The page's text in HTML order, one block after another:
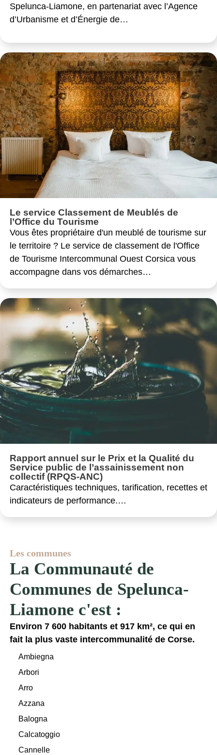
Spelunca-Liamone, en partenariat avec l’Agence
d’Urbanisme et d’Énergie de…
Le service Classement de Meublés de
l’Office du Tourisme
Vous êtes propriétaire d'un meublé de tourisme sur
le territoire ? Le service de classement de l'Office
de Tourisme Intercommunal Ouest Corsica vous
accompagne dans vos démarches…
Rapport annuel sur le Prix et la Qualité du
Service public de l’assainissement non
collectif (RPQS-ANC)
Caractéristiques techniques, tarification, recettes et
indicateurs de performance.…
Les communes
La Communauté de
Communes de Spelunca-
Liamone c'est :
Environ 7 600 habitants et 917 km², ce qui en
fait la plus vaste intercommunalité de Corse.
Ambiegna
Arbori
Arro
Azzana
Balogna
Calcatoggio
Cannelle